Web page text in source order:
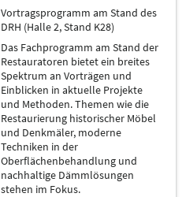
Vortragsprogramm am Stand des
DRH (Halle 2, Stand K28)
Das Fachprogramm am Stand der
Restauratoren bietet ein breites
Spektrum an Vorträgen und
Einblicken in aktuelle Projekte
und Methoden. Themen wie die
Restaurierung historischer Möbel
und Denkmäler, moderne
Techniken in der
Oberflächenbehandlung und
nachhaltige Dämmlösungen
stehen im Fokus.